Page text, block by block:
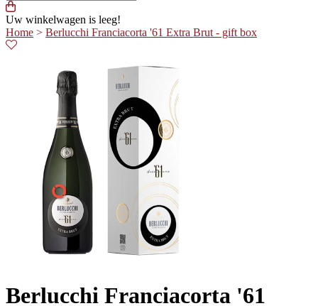
Uw winkelwagen is leeg!
Home > Berlucchi Franciacorta '61 Extra Brut - gift box
Berlucchi Franciacorta '61